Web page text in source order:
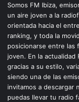
Somos FM Ibiza,
un aire joven a la
orientada hacia el
ranking, y toda la
posicionarse entre las
joven. En la actualidad
gracias a su estilo,
siendo una de las
invitamos a descargar
puedas llevar tu radio